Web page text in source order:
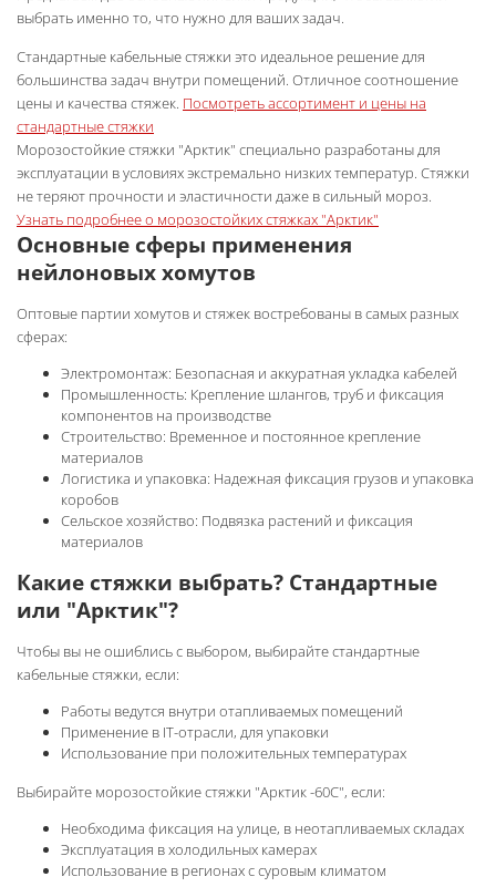
выбрать именно то, что нужно для ваших задач.
Стандартные кабельные стяжки это идеальное решение для
большинства задач внутри помещений. Отличное соотношение
цены и качества стяжек. Посмотреть ассортимент и цены на
стандартные стяжки
Морозостойкие стяжки "Арктик" специально разработаны для
эксплуатации в условиях экстремально низких температур. Стяжки
не теряют прочности и эластичности даже в сильный мороз.
Узнать подробнее о морозостойких стяжках "Арктик"
Основные сферы применения
нейлоновых хомутов
Оптовые партии хомутов и стяжек востребованы в самых разных
сферах:
Электромонтаж: Безопасная и аккуратная укладка кабелей
Промышленность: Крепление шлангов, труб и фиксация
компонентов на производстве
Строительство: Временное и постоянное крепление
материалов
Логистика и упаковка: Надежная фиксация грузов и упаковка
коробов
Сельское хозяйство: Подвязка растений и фиксация
материалов
Какие стяжки выбрать? Стандартные
или "Арктик"?
Чтобы вы не ошиблись с выбором, выбирайте стандартные
кабельные стяжки, если:
Работы ведутся внутри отапливаемых помещений
Применение в IT-отрасли, для упаковки
Использование при положительных температурах
Выбирайте морозостойкие стяжки "Арктик -60C", если:
Необходима фиксация на улице, в неотапливаемых складах
Эксплуатация в холодильных камерах
Использование в регионах с суровым климатом